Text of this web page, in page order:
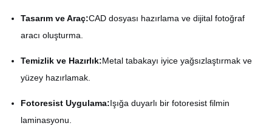
Tasarım ve Araç:CAD dosyası hazırlama ve dijital fotoğraf
aracı oluşturma.
Temizlik ve Hazırlık:Metal tabakayı iyice yağsızlaştırmak ve
yüzey hazırlamak.
Fotoresist Uygulama:Işığa duyarlı bir fotoresist filmin
laminasyonu.